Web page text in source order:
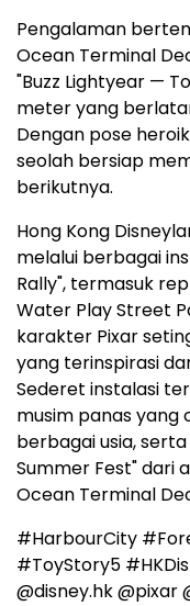
Pengalaman
Ocean Terminal
"Buzz Lightyear —
meter yang
Dengan pose
seolah bersiap
berikutnya.
Hong Kong
melalui berbagai
Rally", termasuk
Water Play Street
karakter Pixar
yang terinspirasi
Sederet instalasi
musim panas yang
berbagai usia,
Summer Fest" dari
Ocean Terminal
#HarbourCity
#ToyStory5
@disney.hk @pixar